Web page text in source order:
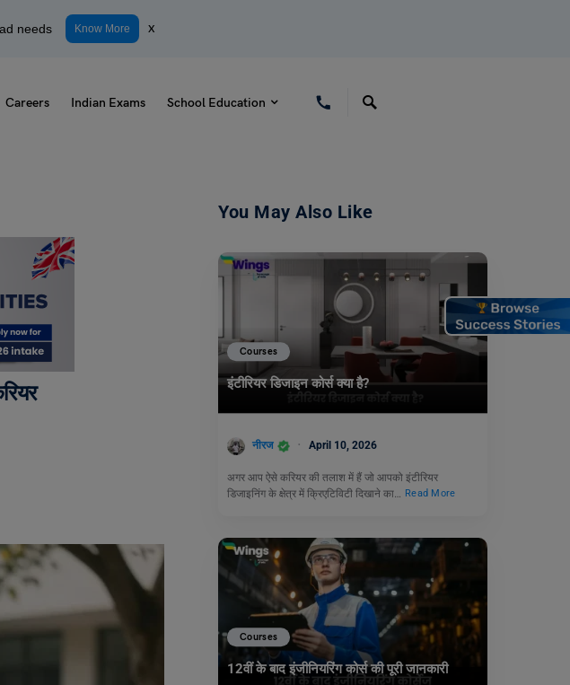
needs Know More x
Careers Indian Exams School Education
You May Also Like
Courses
इंटीरियर डिजाइन कोर्स क्या है?
नीरज April 10, 2026
अगर आप ऐसे करियर की तलाश में हैं जो आपको इंटीरियर
डिजाइनिंग के क्षेत्र में क्रिएटिविटी दिखाने का…
Read More
Courses
12वीं के बाद इंजीनियरिंग कोर्स की पूरी जानकारी